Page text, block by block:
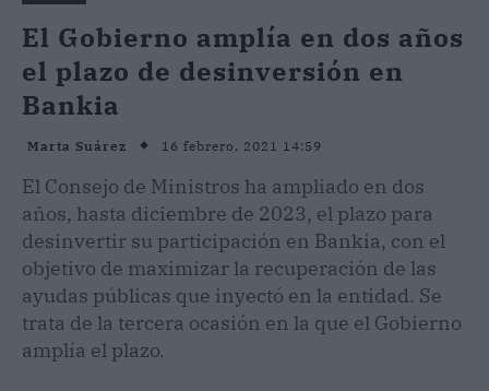
El Gobierno amplía en dos años
el plazo de desinversión en
Bankia
Marta Suárez 16 febrero, 2021 14:59
El Consejo de Ministros ha ampliado en dos
años, hasta diciembre de 2023, el plazo para
desinvertir su participación en Bankia, con el
objetivo de maximizar la recuperación de las
ayudas públicas que inyectó en la entidad. Se
trata de la tercera ocasión en la que el Gobierno
amplía el plazo.